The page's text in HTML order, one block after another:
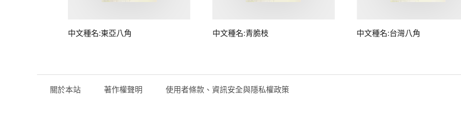
中文種名:東亞八角 中文種名:青脆枝 中文種名:台灣八角
關於本站 著作權聲明 使用者條款、資訊安全與隱私權政策